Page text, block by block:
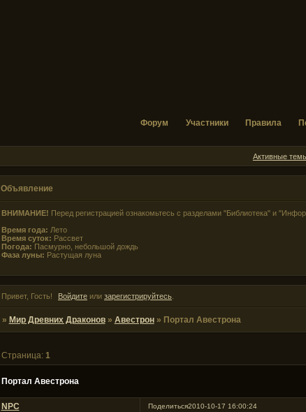
Форум Участники Правила
Активные
Объявление
ВНИМАНИЕ! Перед регистрацией ознакомьтесь с разделами "Библиотека" и
Время года: Лето
Время суток: Рассвет
Погода: Пасмурно, небольшой дождь
Фаза луны: Растущая луна
Привет, Гость! Войдите или зарегистрируйтесь
» Мир Древних Драконов » Авестрон » Портал Авестрона
Портал Авестрона
Страница: 1
Поделиться2010-10-17 16:00:24
NPC